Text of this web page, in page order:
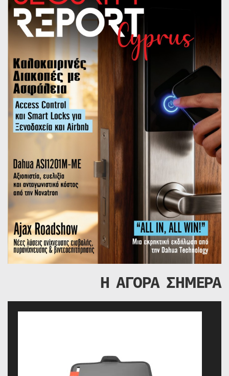
Η ΑΓΟΡΑ ΣΗΜΕΡΑ